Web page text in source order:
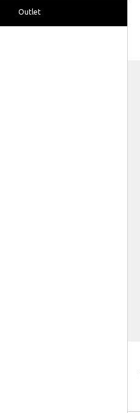
Outlet